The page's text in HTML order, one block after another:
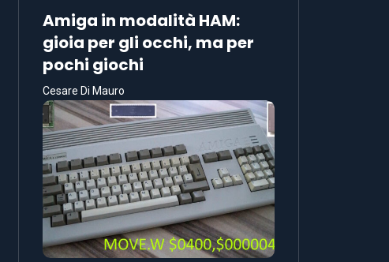
Amiga in modalità HAM:
gioia per gli occhi, ma per
pochi giochi
Cesare Di Mauro